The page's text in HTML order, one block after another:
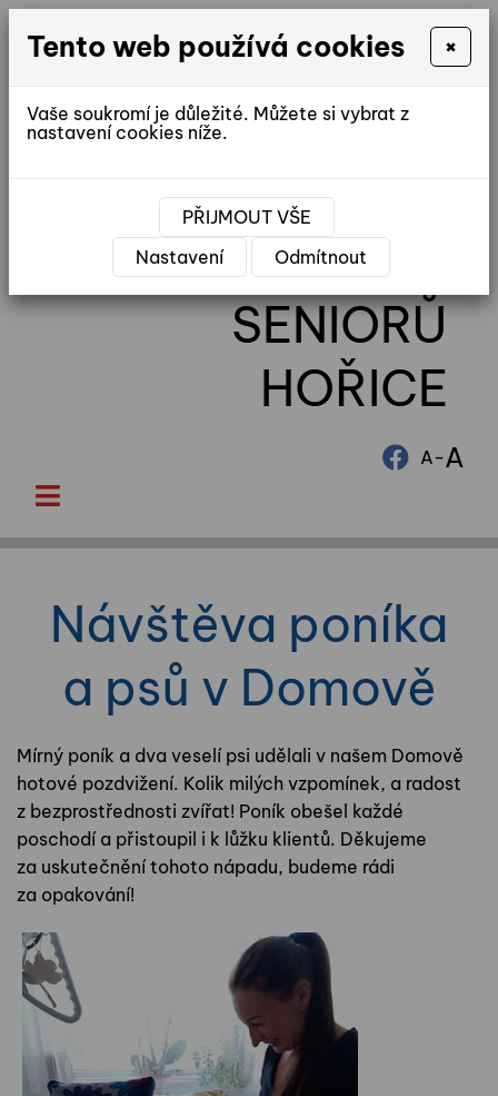
reditel@ddhorice.cz
DOMOV
SENIORŮ
HOŘICE
A-A
Návštěva poníka
a psů v Domově
Mírný poník a dva veselí psi udělali v našem Domově
hotové pozdvižení. Kolik milých vzpomínek, a radost
z bezprostřednosti zvířat! Poník obešel každé
poschodí a přistoupil i k lůžku klientů. Děkujeme
za uskutečnění tohoto nápadu, budeme rádi
za opakování!
Tento web používá cookies ×
Vaše soukromí je důležité. Můžete si vybrat z
nastavení cookies níže.
PŘIJMOUT VŠE
Nastavení
Odmítnout